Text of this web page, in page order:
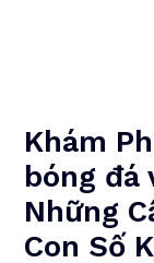
Khám
bóng đá
Những
Con Số